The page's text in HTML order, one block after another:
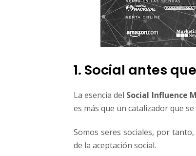
1. Social antes
La esencia del Social Influence
es más que un catalizador que
Somos seres sociales, por
de la aceptación social.